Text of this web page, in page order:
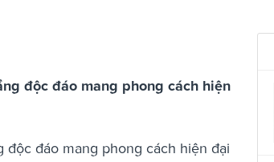
độc đáo mang phong cách hiện
đáo mang phong cách hiện đại